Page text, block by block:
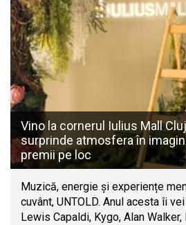
Vino la cornerul Iulius Mall
surprinde atmosfera în
premii pe loc
Muzică, energie și experiențe
cuvânt, UNTOLD. Anul acesta îi
Lewis Capaldi, Kygo, Alan Walker,